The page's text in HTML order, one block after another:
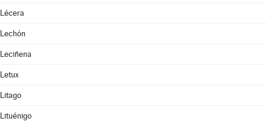
Lécera
Lechón
Leciñena
Letux
Litago
Lituénigo